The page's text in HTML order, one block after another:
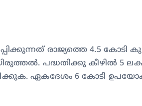
രാജ്യത്തെ 4.5
പദ്ധതിക്കു കീഴില്‍ 5
ഏകദേശം 6 കോടി